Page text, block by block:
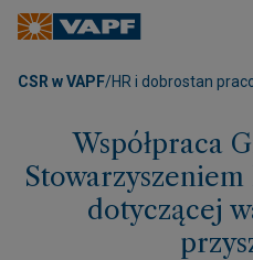
CSR w VAPF/HR i dobrostan
Współpraca
dotyczącej